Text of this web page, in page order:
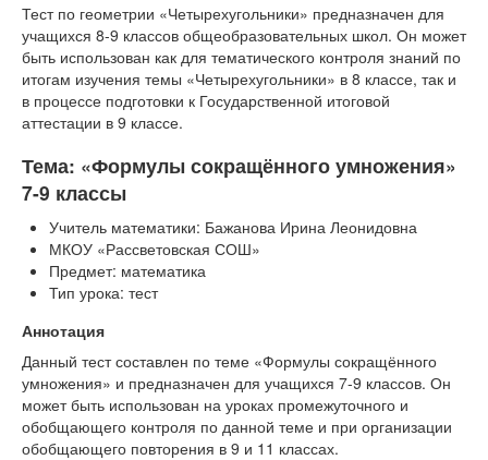
Тест по геометрии «Четырехугольники» предназначен для
учащихся 8-9 классов общеобразовательных школ. Он может
быть использован как для тематического контроля знаний по
итогам изучения темы «Четырехугольники» в 8 классе, так и
в процессе подготовки к Государственной итоговой
аттестации в 9 классе.
Тема: «Формулы сокращённого умножения»
7-9 классы
Учитель математики: Бажанова Ирина Леонидовна
МКОУ «Рассветовская СОШ»
Предмет: математика
Тип урока: тест
Аннотация
Данный тест составлен по теме «Формулы сокращённого
умножения» и предназначен для учащихся 7-9 классов. Он
может быть использован на уроках промежуточного и
обобщающего контроля по данной теме и при организации
обобщающего повторения в 9 и 11 классах.